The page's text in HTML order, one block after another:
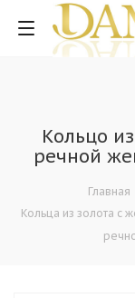
Кольцо
речной
Главная
Кольца из золота с